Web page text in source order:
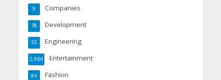
Companies
9
Development
78
Engineering
33
Entertainment
2,964
Fashion
84